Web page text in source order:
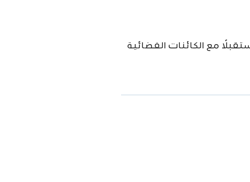
مع الكائنات الفضائية